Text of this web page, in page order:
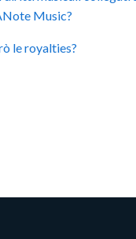
Music?
le royalties?